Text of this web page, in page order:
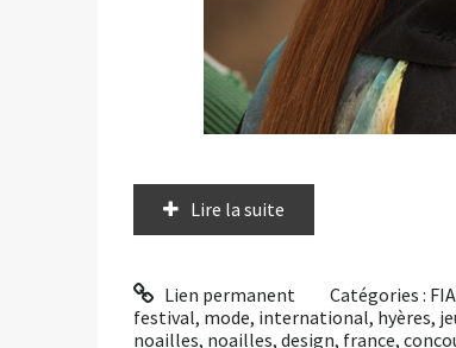
Lire la suite
Lien permanent Catégories :
festival, mode, international, hyères,
noailles, noailles, design, france,